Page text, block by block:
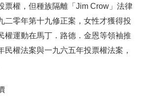
票權，但種族隔離「Jim Crow」法律
二零年第十九修正案，女性才獲得投
權運動在馬丁．路德．金恩等領袖推
民權法案與一九六五年投票權法案，